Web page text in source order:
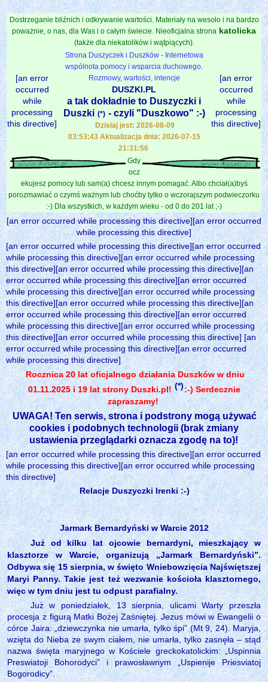
Dostrzeganie bliźnich i odkrywanie wartości. Materiały na wesoło i na bardzo
poważnie, o nas, dla Was i o całym świecie. Nieoficjalna strona katolicka
(także dla niekatolików i wątpiących).
[an error
occurred
while
processing
this directive]
Strona Duszyczek i Duszków - Internetowa
wspólnota pomocy i wsparcia duchowego.
Rozmowy, wartości, intencje
DUSZKI.PL
a tak dokładnie to Duszyczki i
Duszki (*) - czyli "Duszkowo" :-)
Dzisiaj jest: 2026-08-09
03:53:43 Aktualizacja dnia: 2026-07-15
21:31:56
[an error
occurred
while
processing
this directive]
Gdy
ocz
ekujesz pomocy lub sam(a) chcesz innym pomagać. Albo chciał(a)byś
porozmawiać o czymś ważnym lub choćby tylko o wczorajszym podwieczorku
:-) Dla wszystkich, w każdym wieku - od 0 do 201 lat ;-)
[an error occurred while processing this directive][an error occurred
while processing this directive]
[an error occurred while processing this directive][an error occurred
while processing this directive][an error occurred while processing
this directive][an error occurred while processing this directive][an
error occurred while processing this directive][an error occurred
while processing this directive][an error occurred while processing
this directive][an error occurred while processing this directive][an
error occurred while processing this directive][an error occurred
while processing this directive][an error occurred while processing
this directive][an error occurred while processing this directive] [an
error occurred while processing this directive][an error occurred
while processing this directive]
Rocznica 20 lat oficjalnego działania Duszków w dniu
01.11.2025 i 19 lat strony Duszki.pl! (*):-) Serdecznie
zapraszamy!
UWAGA! Ten serwis, strona i podstrony mogą używać
cookies i podobnych technologii (brak zmiany
ustawienia przeglądarki oznacza zgodę na to)!
[an error occurred while processing this directive][an error occurred
while processing this directive][an error occurred while processing
this directive]
Relacje Duszyczki Irenki :-)
Jarmark Bernardyński w Warcie 2012
Już od kilku lat ojcowie bernardyni, mieszkający w
klasztorze w Warcie, organizują „Jarmark Bernardyński”.
Odbywa się 15 sierpnia, w święto Wniebowzięcia Najświętszej
Maryi Panny. Takie jest też wezwanie kościoła klasztornego,
więc w tym dniu jest tu odpust parafialny.
Już w poniedziałek, 13 sierpnia, ulicami Warty przeszła
procesja z figurą Matki Bożej Zaśniętej. Jezus mówi w Ewangelii o
córce Jaira: „dziewczynka nie umarła, tylko śpi” (Mt 9, 24). Maryja,
wzięta do Nieba ze swym ciałem, nie umarła, tylko zasnęła – stąd
nazwa święta maryjnego w Kościele greckokatolickim: „Uspinnia
Preswiatoji Bohorodyci” i prawosławnym „Uspienije Priesviatoj
Bogorodicy”.